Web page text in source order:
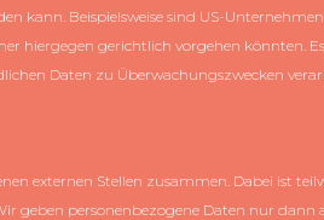
kann. Beispielsweise sind US-
hiergegen gerichtlich vorgehen könnten.
Daten zu Überwachungszwecken
externen Stellen zusammen. Dabei ist
geben personenbezogene Daten nur dann